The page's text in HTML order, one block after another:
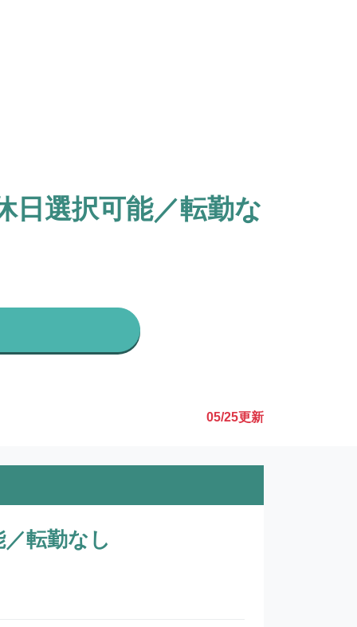
日選択可能／転勤な
05/25更新
転勤なし